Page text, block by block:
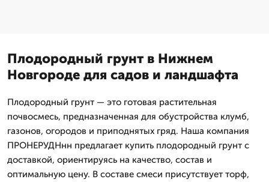
Плодородный грунт в Нижнем
Новгороде для садов и ландшафта
Плодородный грунт — это готовая растительная
почвосмесь, предназначенная для обустройства клумб,
газонов, огородов и приподнятых гряд. Наша компания
ПРОНЕРУДНнн предлагает купить плодородный грунт с
доставкой, ориентируясь на качество, состав и
оптимальную цену. В составе смеси присутствует торф,